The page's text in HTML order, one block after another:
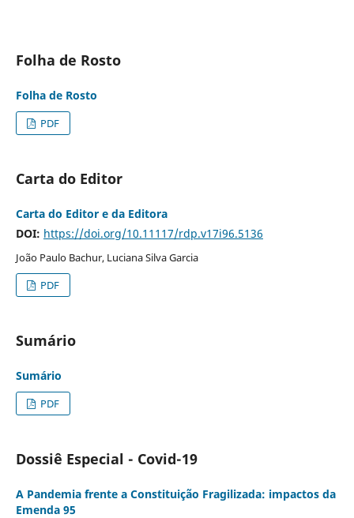
Folha de Rosto
Folha de Rosto
PDF
Carta do Editor
Carta do Editor e da Editora
DOI: https://doi.org/10.11117/rdp.v17i96.5136
João Paulo Bachur, Luciana Silva Garcia
PDF
Sumário
Sumário
PDF
Dossiê Especial - Covid-19
A Pandemia frente a Constituição Fragilizada: impactos da
Emenda 95